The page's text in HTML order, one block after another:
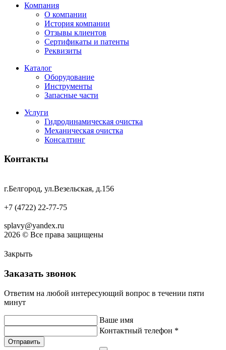
Компания
О компании
История компании
Отзывы клиентов
Сертификаты и патенты
Реквизиты
Каталог
Оборудование
Инструменты
Запасные части
Услуги
Гидродинамическая очистка
Механическая очистка
Консалтинг
Контакты
г.Белгород, ул.Везельская, д.156
+7 (4722) 22-77-75
splavy@yandex.ru
2026 © Все права защищены
Закрыть
Заказать звонок
Ответим на любой интересующий вопрос в течении пяти
минут
Ваше имя
Контактный телефон *